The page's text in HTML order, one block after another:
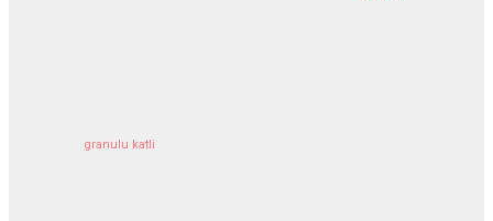
granulu katli